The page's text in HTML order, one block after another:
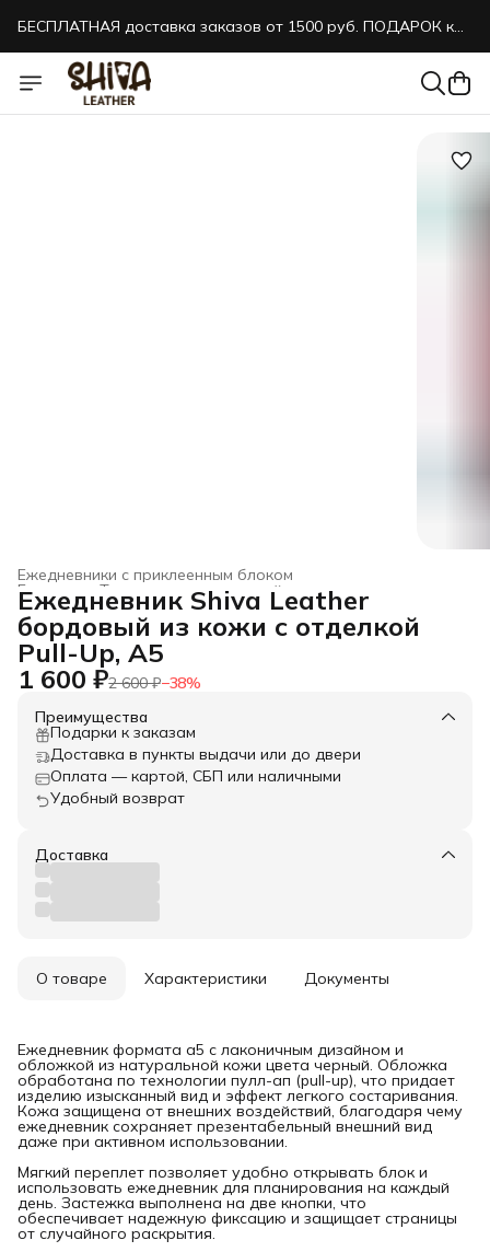
БЕСПЛАТНАЯ доставка заказов от 1500 руб. ПОДАРОК к
БЕСПЛАТНАЯ доставка заказов от 1500 руб. ПОДАРОК к
каждому заказу!
Ежедневники с приклеенным блоком
Товары из натуральной кожи
Главная
Ежедневник Shiva Leather
бордовый из кожи с отделкой
Pull-Up, А5
1 600 ₽2 600 ₽−38%
Преимущества
Подарки к заказам
Доставка в пункты выдачи или до двери
Оплата — картой, СБП или наличными
Удобный возврат
Доставка
О товаре Характеристики Документы
Ежедневник формата а5 с лаконичным дизайном и
обложкой из натуральной кожи цвета черный. Обложка
обработана по технологии пулл-ап (pull-up), что придает
изделию изысканный вид и эффект легкого состаривания.
Кожа защищена от внешних воздействий, благодаря чему
ежедневник сохраняет презентабельный внешний вид
даже при активном использовании.
Мягкий переплет позволяет удобно открывать блок и
использовать ежедневник для планирования на каждый
день. Застежка выполнена на две кнопки, что
обеспечивает надежную фиксацию и защищает страницы
от случайного раскрытия.